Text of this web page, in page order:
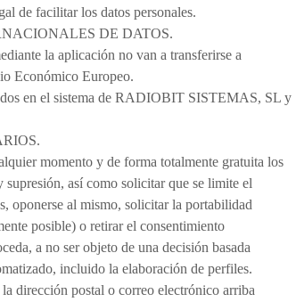
de facilitar los datos personales.
DE DATOS.
la aplicación no van a transferirse a
Económico Europeo.
en el sistema de RADIOBIT SISTEMAS, SL y
momento y de forma totalmente gratuita los
supresión, así como solicitar que se limite el
oponerse al mismo, solicitar la portabilidad
posible) o retirar el consentimiento
a no ser objeto de una decisión basada
incluido la elaboración de perfiles.
dirección postal o correo electrónico arriba